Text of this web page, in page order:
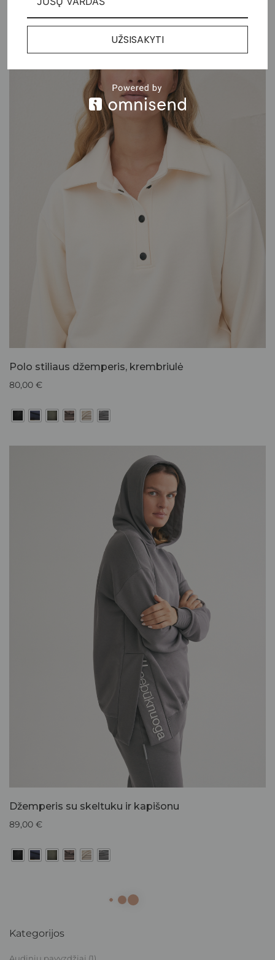
Polo stiliaus džemperis, krembriulė
80,00 €
Džemperis su skeltuku ir kapišonu
89,00 €
UŽSISAKYTI